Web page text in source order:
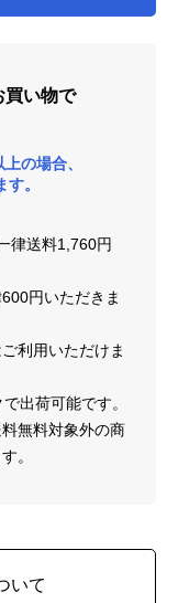
買い物で
の場合、
。
律送料1,760円
円いただきま
利用いただけま
出荷可能です。
無料対象外の商
。
いて